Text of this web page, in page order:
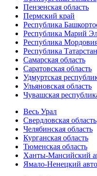
Пензенская область
Пермский край
Республика
Республика Марий
Республика
Республика Татарстан
Самарская область
Саратовская область
Удмуртская
Ульяновская область
Чувашская
Весь Урал
Свердловская область
Челябинская область
Курганская область
Тюменская область
Ханты-Мансийский
Ямало-Ненецкий